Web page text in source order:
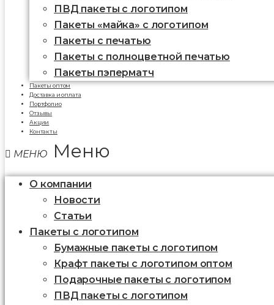
ПВД пакеты с логотипом
Пакеты «майка» с логотипом
Пакеты c печатью
Пакеты с полноцветной печатью
Пакеты пэперматч
Пакеты оптом
Доставка и оплата
Портфолио
Отзывы
Акции
Контакты
Меню
О компании
Новости
Статьи
Пакеты с логотипом
Бумажные пакеты с логотипом
Крафт пакеты с логотипом оптом
Подарочные пакеты с логотипом
ПВД пакеты с логотипом